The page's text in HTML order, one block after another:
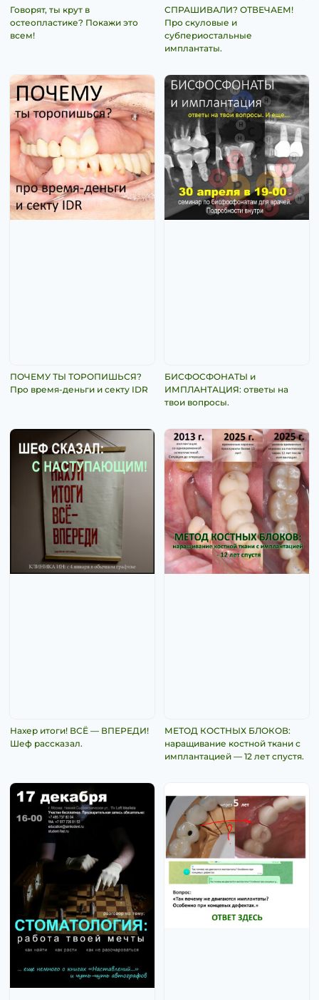
Говорят, ты крут в
остеопластике? Покажи это
всем!
СПРАШИВАЛИ? ОТВЕЧАЕМ!
Про скуловые и
субпериостальные
имплантаты.
ПОЧЕМУ ТЫ ТОРОПИШЬСЯ?
Про время-деньги и секту IDR
БИСФОСФОНАТЫ и
ИМПЛАНТАЦИЯ: ответы на
твои вопросы.
Нахер итоги! ВСЁ — ВПЕРЕДИ!
Шеф рассказал.
МЕТОД КОСТНЫХ БЛОКОВ:
наращивание костной ткани с
имплантацией — 12 лет спустя.